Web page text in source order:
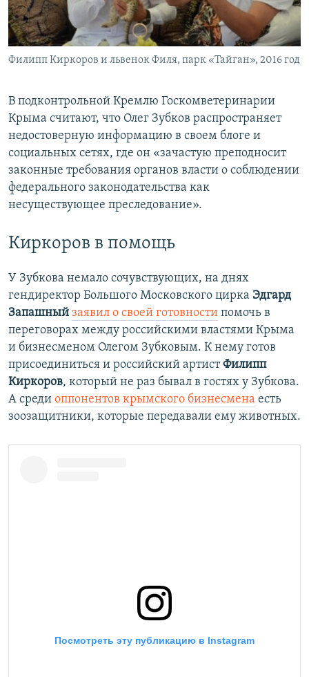
Филипп Киркоров и львенок Филя, парк «Тайган», 2016 год
В подконтрольной Кремлю Госкомветеринарии
Крыма считают, что Олег Зубков распространяет
недостоверную информацию в своем блоге и
социальных сетях, где он «зачастую преподносит
законные требования органов власти о соблюдении
федерального законодательства как
несуществующее преследование».
Киркоров в помощь
У Зубкова немало сочувствующих, на днях
гендиректор Большого Московского цирка Эдгард
Запашный заявил о своей готовности помочь в
переговорах между российскими властями Крыма
и бизнесменом Олегом Зубковым. К нему готов
присоединиться и российский артистФилипп
Киркоров, который не раз бывал в гостях у Зубкова.
А среди оппонентов крымского бизнесмена есть
зоозащитники, которые передавали ему животных.